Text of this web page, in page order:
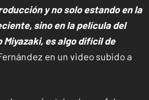
y no solo estando en la
sino en la película del
Miyazaki, es algo difícil de
en un video subido a